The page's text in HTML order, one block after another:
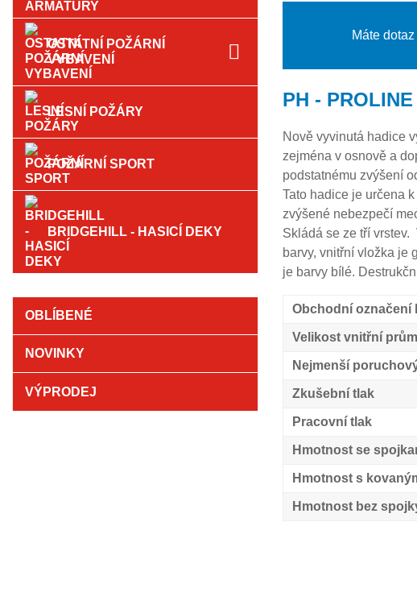
OSTATNÍ POŽÁRNÍ
VYBAVENÍ
LESNÍ POŽÁRY
POŽÁRNÍ SPORT
BRIDGEHILL - HASICÍ DEKY
OBLÍBENÉ
NOVINKY
VÝPRODEJ
Máte
PH -
Nově vyvinutá hadice
zejména v osnově a
podstatnému zvýšení
Tato hadice je určena
zvýšené nebezpečí
Skládá se ze tří
barvy, vnitřní vložka je
je barvy bílé.
Obchodní označení
Velikost vnitřní
Nejmenší
Zkušební tlak
Pracovní tlak
Hmotnost se
Hmotnost s
Hmotnost bez